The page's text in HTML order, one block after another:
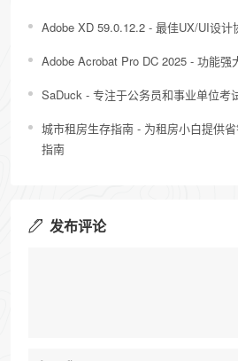
Adobe XD 59.0.12.2 - 最佳UX/UI设计
Adobe Acrobat Pro DC 2025 - 功能强
SaDuck - 专注于公务员和事业单位考
城市租房生存指南 - 为租房小白提供​​
指南
发布评论